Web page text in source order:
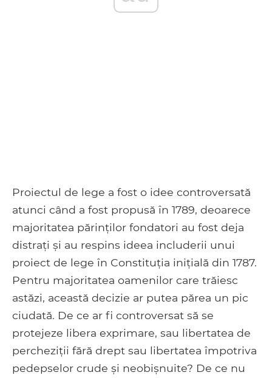
Proiectul de lege a fost o idee controversată
atunci când a fost propusă în 1789, deoarece
majoritatea părinților fondatori au fost deja
distrați și au respins ideea includerii unui
proiect de lege în Constituția inițială din 1787.
Pentru majoritatea oamenilor care trăiesc
astăzi, această decizie ar putea părea un pic
ciudată. De ce ar fi controversat să se
protejeze libera exprimare, sau libertatea de
percheziții fără drept sau libertatea împotriva
pedepselor crude și neobișnuite? De ce nu